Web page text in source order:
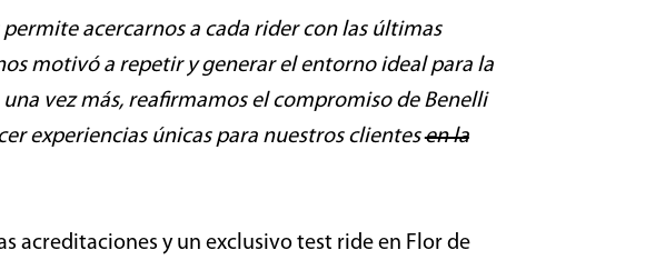
acercarnos a cada rider con las últimas
motivó a repetir y generar el entorno ideal para la
vez más, reafirmamos el compromiso de Benelli
experiencias únicas para nuestros clientesen la
acreditaciones y un exclusivo test ride en Flor de